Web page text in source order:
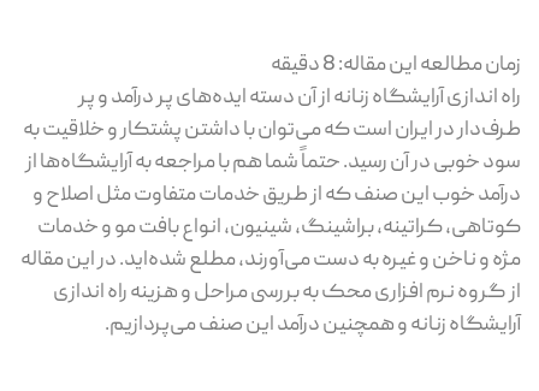
زمان مطالعه این مقاله:8دقیقه
راه اندازی آرایشگاه زنانه از آن دسته ایده‌های پر درآمد و پر
طرف‌دار در ایران است که می‌توان با داشتن پشتکار و خلاقیت به
سود خوبی در آن رسید. حتماً شما هم با مراجعه به آرایشگاه‌ها از
درآمد خوب این صنف که از طریق خدمات متفاوت مثل اصلاح و
کوتاهی، کراتینه، براشینگ، شینیون، انواع بافت مو و خدمات
مژه و ناخن و غیره به دست می‌آورند، مطلع شده‌اید. در این مقاله
از گروه نرم افزاری محک به بررسی مراحل و هزینه راه اندازی
آرایشگاه زنانه و همچنین درآمد این صنف می‌پردازیم.